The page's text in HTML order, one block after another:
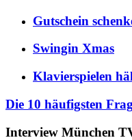
Gutschein
Swingin Xmas
Klavierspielen
Die 10 häufigsten
Interview München